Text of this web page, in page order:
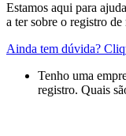
Estamos aqui para
a ter sobre o registro de
Ainda tem dúvida?
Tenho uma
registro. Quais